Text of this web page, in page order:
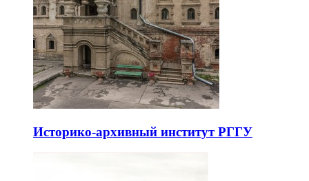
Историко-архивный институт РГГУ